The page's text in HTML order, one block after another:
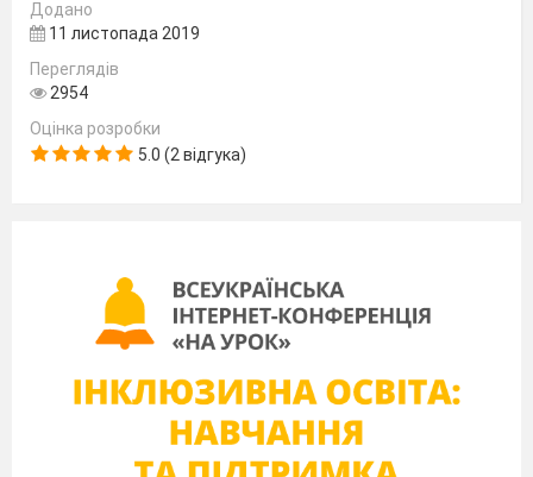
Додано
11 листопада 2019
Переглядів
2954
Оцінка розробки
5.0 (2 відгука)